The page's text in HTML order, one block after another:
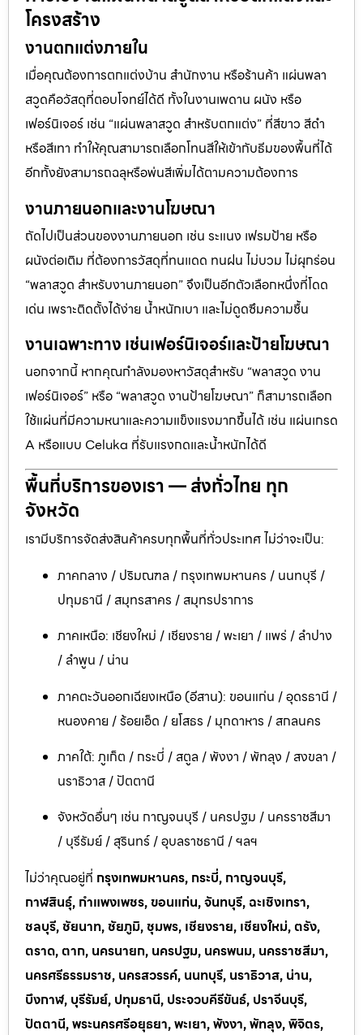
โครงสร้าง
งานตกแต่งภายใน
เมื่อคุณต้องการตกแต่งบ้าน สำนักงาน หรือร้านค้า แผ่นพลา
สวูดคือวัสดุที่ตอบโจทย์ได้ดี ทั้งในงานเพดาน ผนัง หรือ
เฟอร์นิเจอร์ เช่น “แผ่นพลาสวูด สำหรับตกแต่ง” ที่สีขาว สีดำ
หรือสีเทา ทำให้คุณสามารถเลือกโทนสีให้เข้ากับธีมของพื้นที่ได้
อีกทั้งยังสามารถฉลุหรือพ่นสีเพิ่มได้ตามความต้องการ
งานภายนอกและงานโฆษณา
ถัดไปเป็นส่วนของงานภายนอก เช่น ระแนง เฟรมป้าย หรือ
ผนังต่อเติม ที่ต้องการวัสดุที่ทนแดด ทนฝน ไม่บวม ไม่ผุกร่อน
“พลาสวูด สำหรับงานภายนอก” จึงเป็นอีกตัวเลือกหนึ่งที่โดด
เด่น เพราะติดตั้งได้ง่าย น้ำหนักเบา และไม่ดูดซึมความชื้น
งานเฉพาะทาง เช่นเฟอร์นิเจอร์และป้ายโฆษณา
นอกจากนี้ หากคุณกำลังมองหาวัสดุสำหรับ “พลาสวูด งาน
เฟอร์นิเจอร์” หรือ “พลาสวูด งานป้ายโฆษณา” ก็สามารถเลือก
ใช้แผ่นที่มีความหนาและความแข็งแรงมากขึ้นได้ เช่น แผ่นเกรด
A หรือแบบ Celuka ที่รับแรงกดและน้ำหนักได้ดี
พื้นที่บริการของเรา — ส่งทั่วไทย ทุก
จังหวัด
เรามีบริการจัดส่งสินค้าครบทุกพื้นที่ทั่วประเทศ ไม่ว่าจะเป็น:
ภาคกลาง / ปริมณฑล / กรุงเทพมหานคร / นนทบุรี /
ปทุมธานี / สมุทรสาคร / สมุทรปราการ
ภาคเหนือ: เชียงใหม่ / เชียงราย / พะเยา / แพร่ / ลำปาง
/ ลำพูน / น่าน
ภาคตะวันออกเฉียงเหนือ (อีสาน): ขอนแก่น / อุดรธานี /
หนองคาย / ร้อยเอ็ด / ยโสธร / มุกดาหาร / สกลนคร
ภาคใต้: ภูเก็ต / กระบี่ / สตูล / พังงา / พัทลุง / สงขลา /
นราธิวาส / ปัตตานี
จังหวัดอื่นๆ เช่น กาญจนบุรี / นครปฐม / นครราชสีมา
/ บุรีรัมย์ / สุรินทร์ / อุบลราชธานี / ฯลฯ
ไม่ว่าคุณอยู่ที่ กรุงเทพมหานคร, กระบี่, กาญจนบุรี,
กาฬสินธุ์, กำแพงเพชร, ขอนแก่น, จันทบุรี, ฉะเชิงเทรา,
ชลบุรี, ชัยนาท, ชัยภูมิ, ชุมพร, เชียงราย, เชียงใหม่, ตรัง,
ตราด, ตาก, นครนายก, นครปฐม, นครพนม, นครราชสีมา,
นครศรีธรรมราช, นครสวรรค์, นนทบุรี, นราธิวาส, น่าน,
บึงกาฬ, บุรีรัมย์, ปทุมธานี, ประจวบคีรีขันธ์, ปราจีนบุรี,
ปัตตานี, พระนครศรีอยุธยา, พะเยา, พังงา, พัทลุง, พิจิตร,